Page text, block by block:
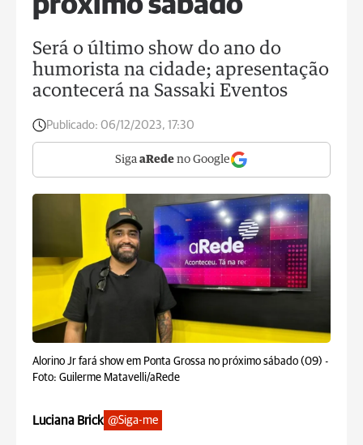
Será o último show do ano do
humorista na cidade; apresentação
acontecerá na Sassaki Eventos
Publicado: 06/12/2023, 17:30
Siga aRede no Google
Alorino Jr fará show em Ponta Grossa no próximo sábado (09) -
Foto: Guilerme Matavelli/aRede
Luciana Brick @Siga-me